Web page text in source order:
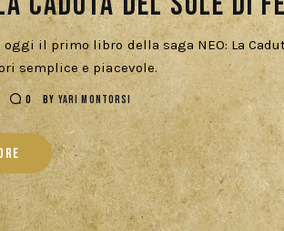
oggi il primo libro della saga NEO: La
semplice e piacevole.
0 BY YARI MONTORSI